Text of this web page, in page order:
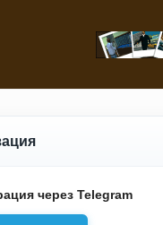
через Telegram